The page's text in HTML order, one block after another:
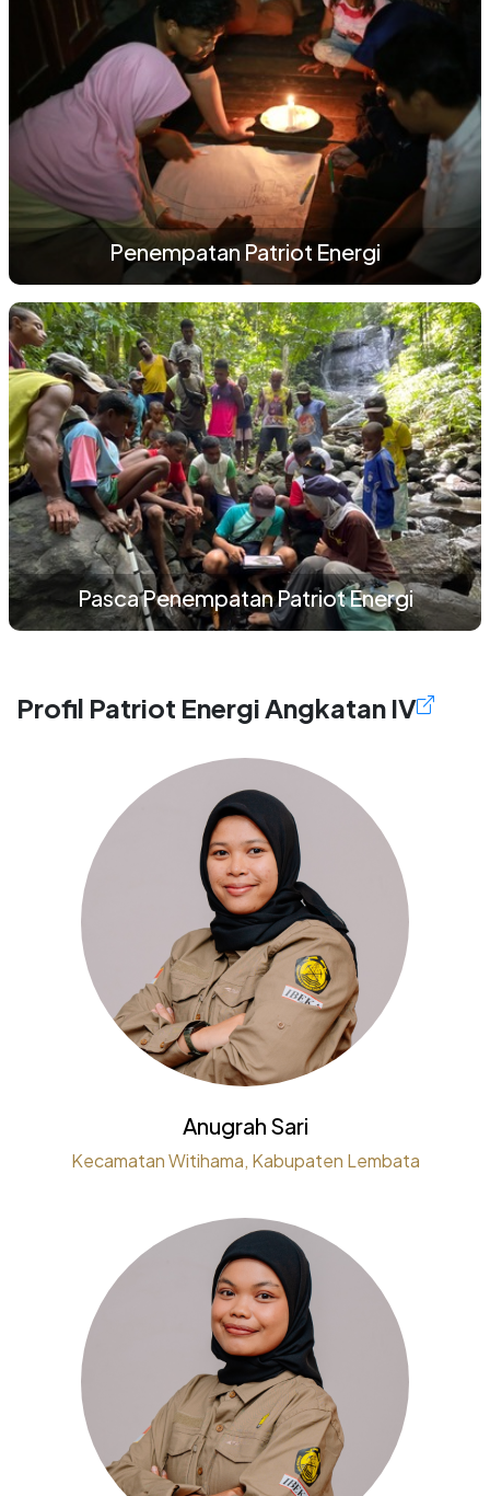
Penempatan Patriot Energi
Pasca Penempatan Patriot Energi
Profil Patriot Energi Angkatan IV
Anugrah Sari
Kecamatan Witihama, Kabupaten Lembata